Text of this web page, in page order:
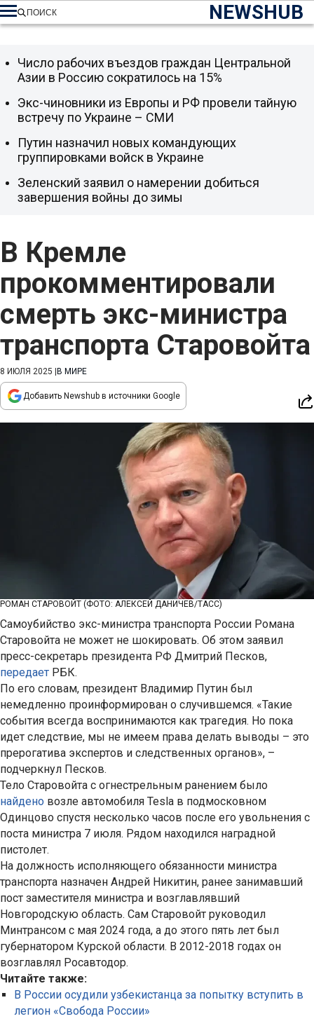
NEWSHUB
ПОИСК
В Кремле
прокомментировали
смерть экс-министра
транспорта Старовойта
8 ИЮЛЯ 2025 В МИРЕ
Добавить Newshub в источники Google
РОМАН СТАРОВОЙТ (ФОТО: АЛЕКСЕЙ ДАНИЧЕВ/ТАСС)
Самоубийство экс-министра транспорта России Романа
Старовойта не может не шокировать. Об этом заявил
пресс-секретарь президента РФ Дмитрий Песков,
передает РБК.
По его словам, президент Владимир Путин был
немедленно проинформирован о случившемся. «Такие
события всегда воспринимаются как трагедия. Но пока
идет следствие, мы не имеем права делать выводы – это
прерогатива экспертов и следственных органов», –
подчеркнул Песков.
Тело Старовойта с огнестрельным ранением было
найдено возле автомобиля Tesla в подмосковном
Одинцово спустя несколько часов после его увольнения с
поста министра 7 июля. Рядом находился наградной
пистолет.
На должность исполняющего обязанности министра
транспорта назначен Андрей Никитин, ранее занимавший
пост заместителя министра и возглавлявший
Новгородскую область. Сам Старовойт руководил
Минтрансом с мая 2024 года, а до этого пять лет был
губернатором Курской области. В 2012-2018 годах он
возглавлял Росавтодор.
Читайте также:
В России осудили узбекистанца за попытку вступить в
легион «Свобода России»
Число рабочих въездов граждан Центральной
Азии в Россию сократилось на 15%
Экс-чиновники из Европы и РФ провели тайную
встречу по Украине – СМИ
Путин назначил новых командующих
группировками войск в Украине
Зеленский заявил о намерении добиться
завершения войны до зимы